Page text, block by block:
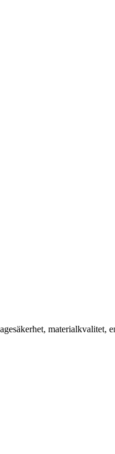
materialkvalitet,